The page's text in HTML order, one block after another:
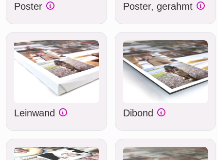
Poster Poster, gerahmt
Leinwand Dibond